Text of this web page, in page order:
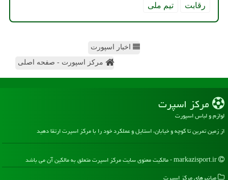
رقابت
تیم ملی
اخبار اسپورت
مرکز اسپورت - صفحه اصلی
مركز اسپرت
لوازم و لباس اسپورت
از زمین تمرین تا کوچه و خیابان، استایل و عملکرد خود را با مرکز اسپرت ارتقا دهید
میانبرهای مركز اسپرت